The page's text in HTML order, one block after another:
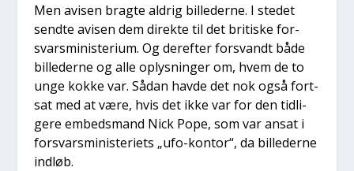
Men avi­sen brag­te aldrig bil­le­der­ne. I ste­det
send­te avi­sen dem direk­te til det bri­ti­ske for­
svars­mi­ni­ste­ri­um. Og der­ef­ter for­svandt både
bil­le­der­ne og alle oplys­nin­ger om, hvem de to
unge kok­ke var. Sådan hav­de det nok også fort­
sat med at være, hvis det ikke var for den tid­li­
ge­re embeds­mand Nick Pope, som var ansat i
for­svars­mi­ni­ste­ri­ets „ufo-kon­tor“, da bil­le­der­ne
ind­løb.